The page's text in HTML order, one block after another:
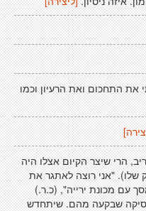
התחכום ואת הרעיון וכמו
הרי שיצר הקיום אצלו היה
"אני רוצה לאתגר את
עם מכונת ירייה", (כ.ר.)
שבקעה מהם. שיתחדש